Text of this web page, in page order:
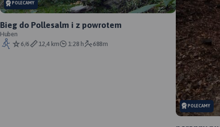
POLECAMY
Bieg do Pollesalm i z powrotem
Huben
6/6
12,4 km 1:28 h 688m
POLECAMY